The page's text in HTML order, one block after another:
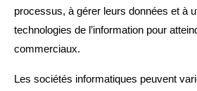
processus, à gérer leurs données et à
technologies de l’information pour
commerciaux.
Les sociétés informatiques peuvent